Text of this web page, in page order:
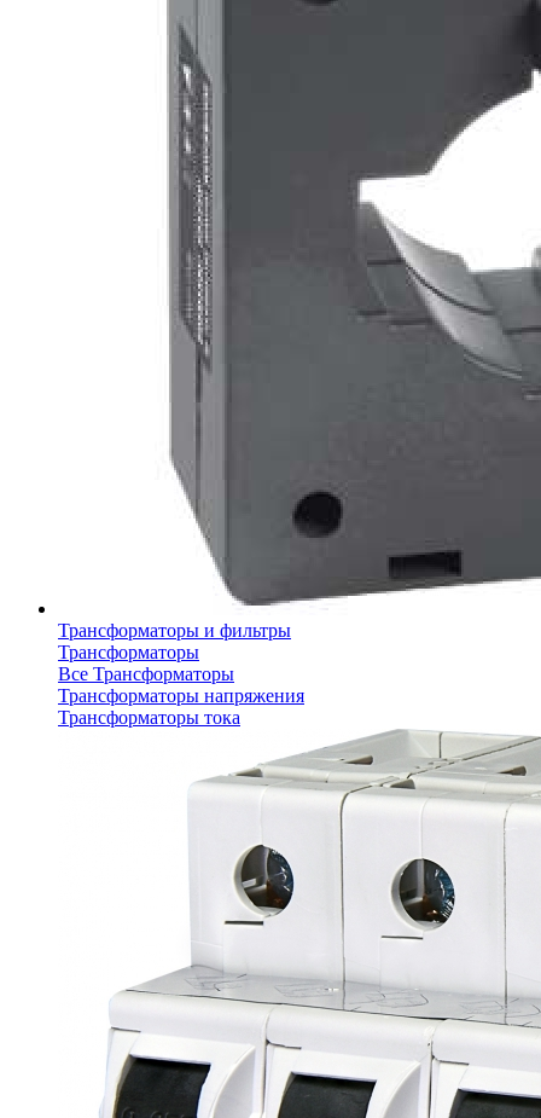
Трансформаторы и фильтры
Трансформаторы
Все Трансформаторы
Трансформаторы напряжения
Трансформаторы тока